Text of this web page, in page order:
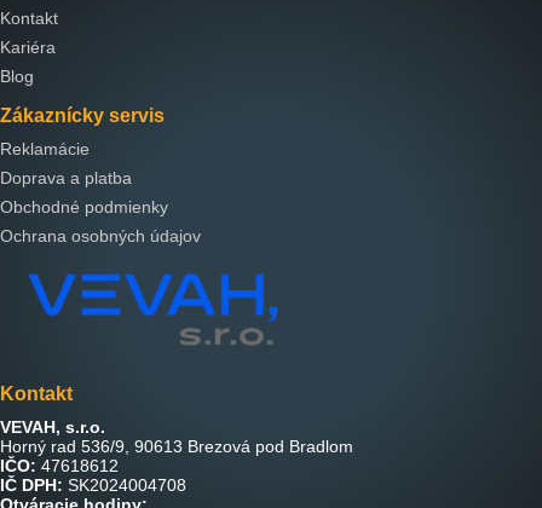
Kontakt
Kariéra
Blog
Zákaznícky servis
Reklamácie
Doprava a platba
Obchodné podmienky
Ochrana osobných údajov
Kontakt
VEVAH, s.r.o.
Horný rad 536/9, 90613 Brezová pod Bradlom
IČO: 47618612
IČ DPH: SK2024004708
Otváracie hodiny: